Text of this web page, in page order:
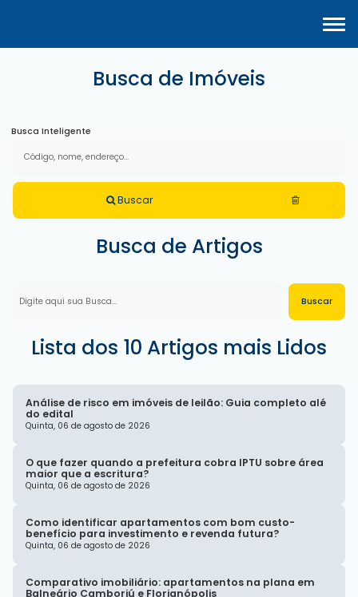
Busca de Imóveis
Busca Inteligente
Buscar
Busca de Artigos
Lista dos 10 Artigos mais Lidos
Análise de risco em imóveis de leilão: Guia completo alé
do edital
Quinta, 06 de agosto de 2026
O que fazer quando a prefeitura cobra IPTU sobre área
maior que a escritura?
Quinta, 06 de agosto de 2026
Como identificar apartamentos com bom custo-
benefício para investimento e revenda futura?
Quinta, 06 de agosto de 2026
Comparativo imobiliário: apartamentos na plana em
Balneário Camboriú e Florianópolis